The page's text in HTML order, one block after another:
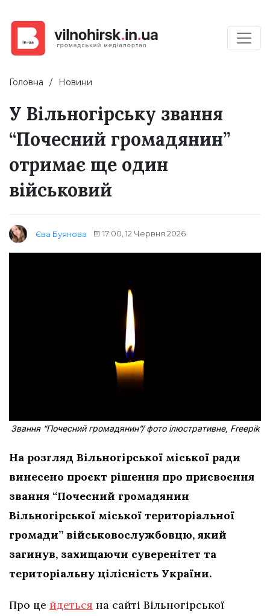
Головна Новини
У Вільногірську звання
“Почесний громадянин”
отримає ще один
військовий
Єва Буянова 17:00, 12 Червня 2026
Звання “Почесний громадянин”/ фото ілюстративне, Freepik
На розгляд Вільногірської міської ради
винесено проєкт рішення про присвоєння
звання “Почесний громадянин
Вільногірської міської територіальної
громади” військовослужбовцю, який
загинув, захищаючи суверенітет та
територіальну цілісність України.
Про це йдеться на сайті Вільногірської